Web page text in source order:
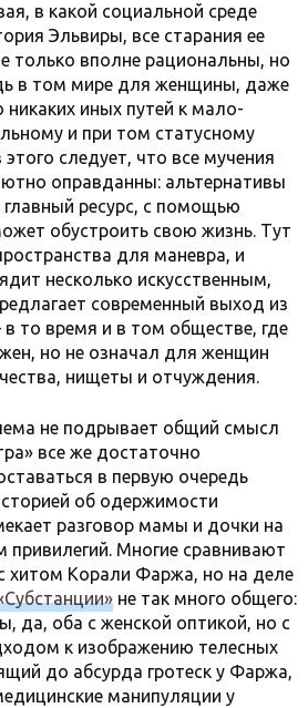
в какой социальной среде
Эльвиры, все старания ее
вполне рациональны, но
в том мире для женщины, даже
никаких иных путей к мало-
и при том статусному
следует, что все мучения
оправданны: альтернативы
ресурс, с помощью
обустроить свою жизнь. Тут
для маневра, и
несколько искусственным,
современный выход из
то время и в том обществе, где
но не означал для женщин
нищеты и отчуждения.
не подрывает общий смысл
все же достаточно
в первую очередь
об одержимости
разговор мамы и дочки на
привилегий. Многие сравнивают
хитом Корали Фаржа, но на деле
не так много общего:
да, оба с женской оптикой, но с
к изображению телесных
до абсурда гротеск у Фаржа,
манипуляции у